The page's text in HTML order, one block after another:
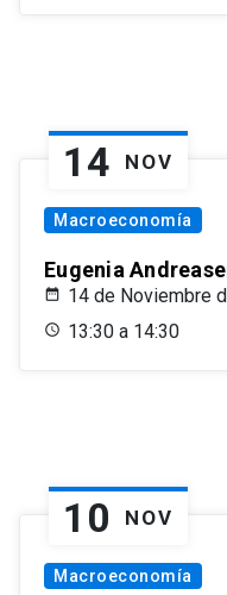
14 NOV
Macroeconomía
Eugenia
14 de Noviembre
13:30 a 14:30
10 NOV
Macroeconomía